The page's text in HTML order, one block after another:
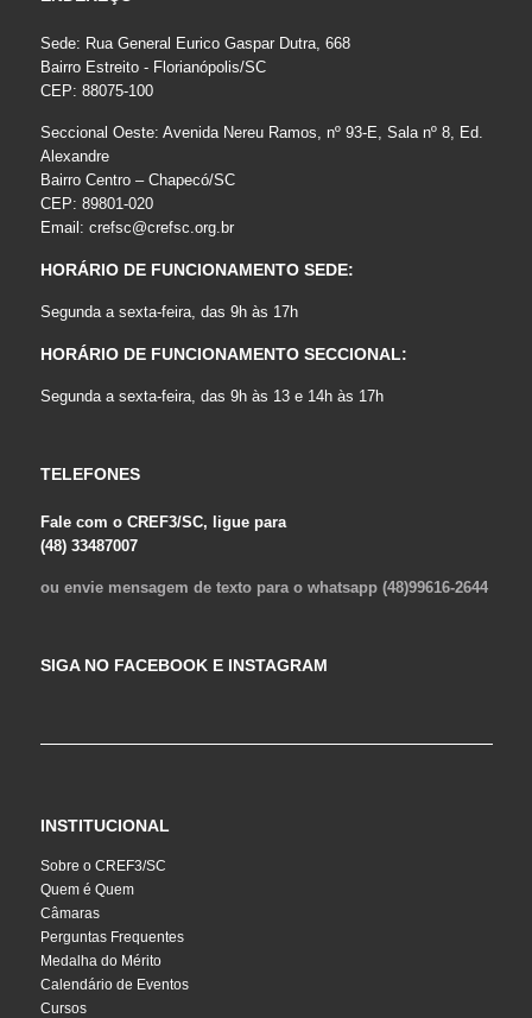
Sede: Rua General Eurico Gaspar Dutra, 668
Bairro Estreito - Florianópolis/SC
CEP: 88075-100
Seccional Oeste: Avenida Nereu Ramos, nº 93-E, Sala nº 8, Ed.
Alexandre
Bairro Centro – Chapecó/SC
CEP: 89801-020
Email: crefsc@crefsc.org.br
HORÁRIO DE FUNCIONAMENTO SEDE:
Segunda a sexta-feira, das 9h às 17h
HORÁRIO DE FUNCIONAMENTO SECCIONAL:
Segunda a sexta-feira, das 9h às 13 e 14h às 17h
TELEFONES
Fale com o CREF3/SC, ligue para
(48) 33487007
ou envie mensagem de texto para o whatsapp (48)99616-2644
SIGA NO FACEBOOK E INSTAGRAM
INSTITUCIONAL
Sobre o CREF3/SC
Quem é Quem
Câmaras
Perguntas Frequentes
Medalha do Mérito
Calendário de Eventos
Cursos